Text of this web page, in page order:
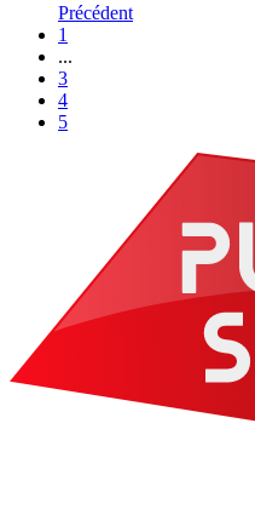
Précédent
1
...
3
4
5